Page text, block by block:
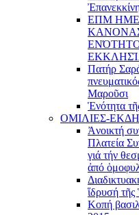
ΕΠΜ
Πατήρ
Μαροῦσι
Ἑνότητα
ΟΜΙΛΙΕΣ-
Ἀνοικτή
Πλατεία
γιά τήν
ἀπό
ἵδρυσή τῆς
Κοπή